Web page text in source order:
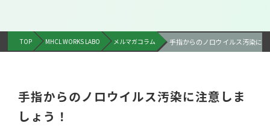
TOP MHCL WORKS LABO メルマガコラム 手指からのノロウイルス汚染に
手指からのノロウイルス汚染に注意しま
しょう！